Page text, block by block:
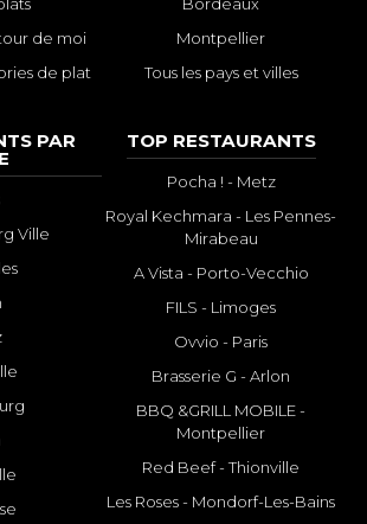
de moi
de plat
Montpellier
Tous les pays et villes
PAR
Ville
TOP RESTAURANTS
Pocha ! - Metz
Royal Kechmara - Les Pennes-
Mirabeau
A Vista - Porto-Vecchio
FILS - Limoges
Ovvio - Paris
Brasserie G - Arlon
BBQ &GRILL MOBILE -
Montpellier
Red Beef - Thionville
Les Roses - Mondorf-Les-Bains